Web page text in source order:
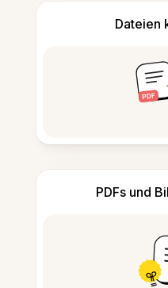
Dateien
PDFs und